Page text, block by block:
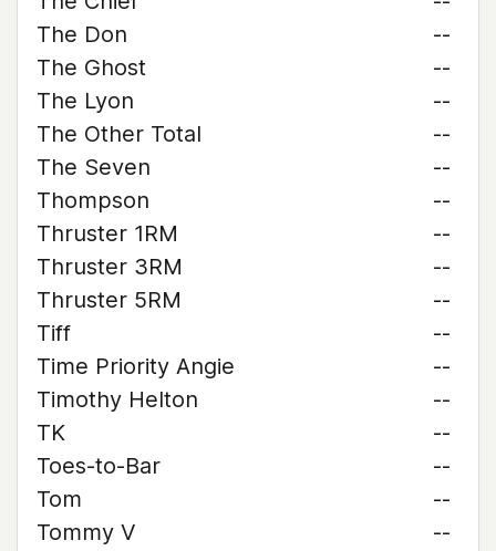
The Don
--
The Ghost
--
The Lyon
--
The Other Total
--
The Seven
--
Thompson
--
Thruster 1RM
--
Thruster 3RM
--
Thruster 5RM
--
Tiff
--
Time Priority Angie
--
Timothy Helton
--
TK
--
Toes-to-Bar
--
Tom
--
Tommy V
--